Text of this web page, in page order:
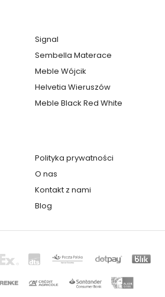
Signal
Sembella Materace
Meble Wójcik
Helvetia Wieruszów
Meble Black Red White
Polityka prywatności
O nas
Kontakt z nami
Blog